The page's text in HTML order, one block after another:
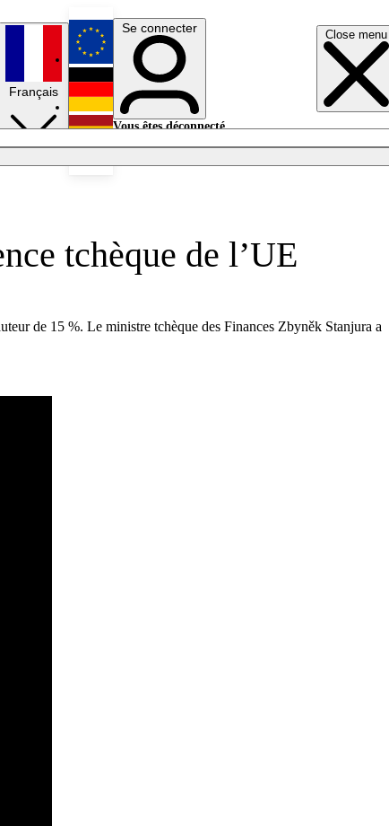
Close menu
Français
English
Deutsch
Se connecter
Vous êtes déconnecté.
tchèque de l’UE
de 15 %. Le ministre tchèque des Finances Zbyněk Stanjura a